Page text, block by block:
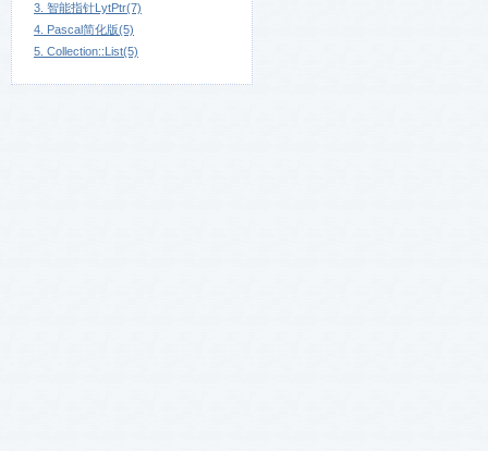
3. 智能指针LytPtr(7)
4. Pascal简化版(5)
5. Collection::List(5)